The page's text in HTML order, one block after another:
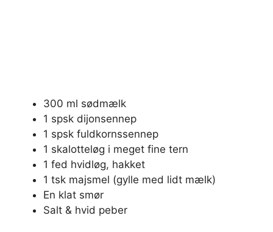
300 ml sødmælk
1 spsk dijonsennep
1 spsk fuldkornssennep
1 skalotteløg i meget fine tern
1 fed hvidløg, hakket
1 tsk majsmel (gylle med lidt mælk)
En klat smør
Salt & hvid peber